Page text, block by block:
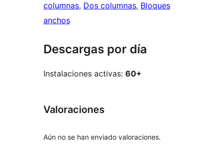
columnas, Dos columnas, Bloques
anchos
Descargas por día
Instalaciones activas: 60+
Valoraciones
Aún no se han enviado valoraciones.